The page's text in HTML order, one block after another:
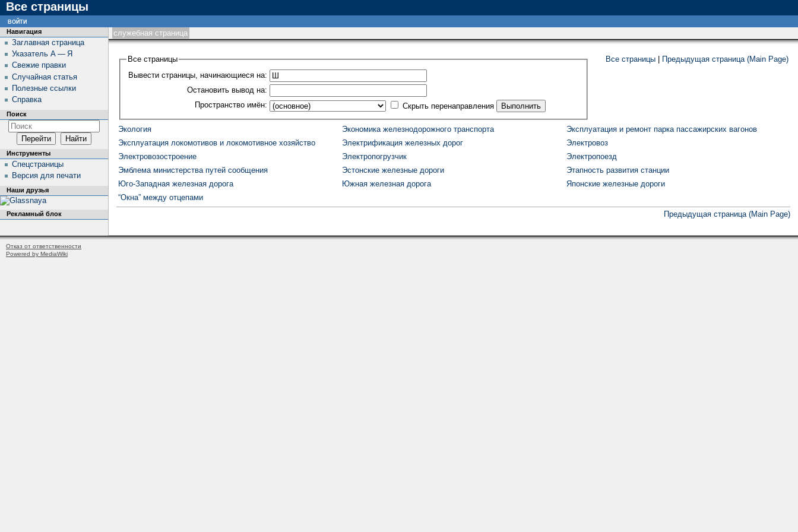
Все страницы
служебная страница
Все страницы
Вывести страницы, начинающиеся на:
Остановить вывод на:
Пространство имён:
Скрыть перенаправления
Все страницы Предыдущая страница (Main Page)
Экология Экономика железнодорожного транспорта
Эксплуатация и ремонт парка пассажирских вагонов
Эксплуатация локомотивов и локомотивное хозяйство
Электрификация железных дорог
Электровоз
Электровозостроение
Электропогрузчик
Электропоезд
Эмблема министерства путей сообщения
Эстонские железные дороги
Этапность развития станции
Юго-Западная железная дорога
Южная железная дорога
Японские железные дороги
“Окна” между отцепами
Предыдущая страница (Main Page)
Навигация
Заглавная страница
Указатель А — Я
Свежие правки
Случайная статья
Полезные ссылки
Справка
Поиск
Инструменты
Спецстраницы
Версия для печати
Наши друзья
Рекламный блок
войти
Отказ от ответственности
Powered by MediaWiki